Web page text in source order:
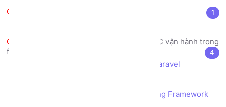
1
Tìm hiểu mô hình kiến trúc MVC vận hành trong
framework Laravel
4
Cấu trúc thư mục trong Framework Laravel
Mô hình kiến trúc MVC vận hành trong Framework